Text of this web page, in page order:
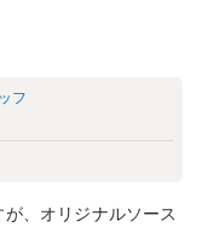
フ
、オリジナルソース